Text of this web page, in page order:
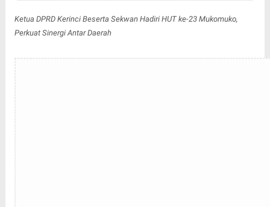
Ketua DPRD Kerinci Beserta Sekwan Hadiri HUT ke-23 Mukomuko,
Perkuat Sinergi Antar Daerah